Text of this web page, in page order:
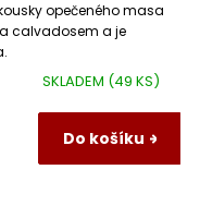
SKLADEM (49 KS)
Do košíku
opečeného masa
calvadosem a je